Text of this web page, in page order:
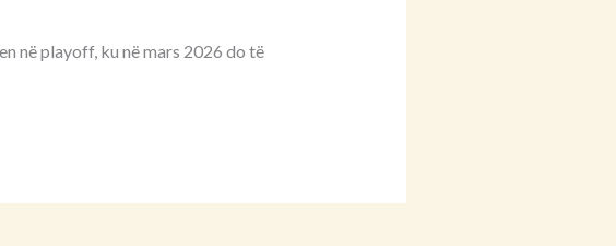
në playoff, ku në mars 2026 do të